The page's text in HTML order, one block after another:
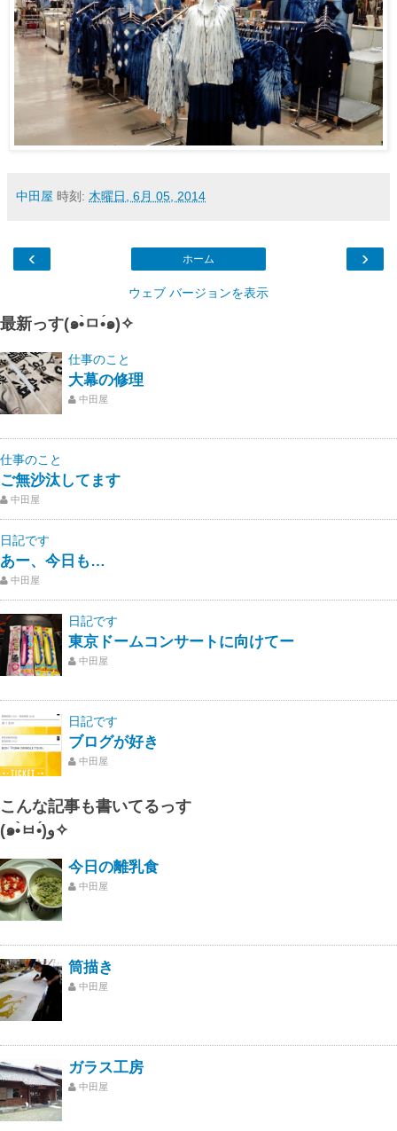
中田屋 時刻: 木曜日, 6月 05, 2014
‹ ›
ホーム
ウェブ バージョンを表示
最新っす(๑•̀ㅁ•́๑)✧
仕事のこと
大幕の修理
中田屋
仕事のこと
ご無沙汰してます
中田屋
日記です
あー、今日も…
中田屋
日記です
東京ドームコンサートに向けてー
中田屋
日記です
ブログが好き
中田屋
こんな記事も書いてるっす
(๑•̀ㅂ•́)و✧
今日の離乳食
中田屋
筒描き
中田屋
ガラス工房
中田屋